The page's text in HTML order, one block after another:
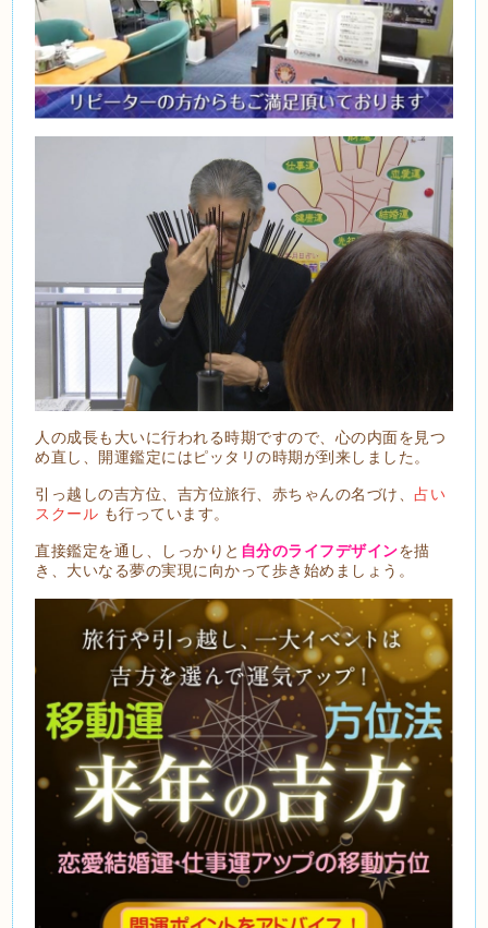
人の成長も大いに行われる時期ですので、心の内面を見つ
め直し、開運鑑定にはピッタリの時期が到来しました。
引っ越しの吉方位、吉方位旅行、赤ちゃんの名づけ、占い
スクール も行っています。
直接鑑定を通し、しっかりと 自分のライフデザインを描
き、大いなる夢の実現に向かって歩き始めましょう。